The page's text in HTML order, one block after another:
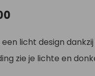
tot
€299,00
licht design
zie je lichte en